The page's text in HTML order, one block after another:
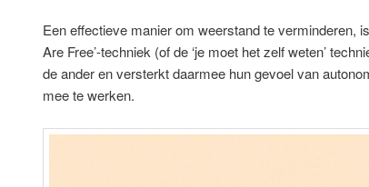
Een effectieve manier om weerstand te verminderen,
Are Free’-techniek (of de ‘je moet het zelf weten’
de ander en versterkt daarmee hun gevoel van
mee te werken.